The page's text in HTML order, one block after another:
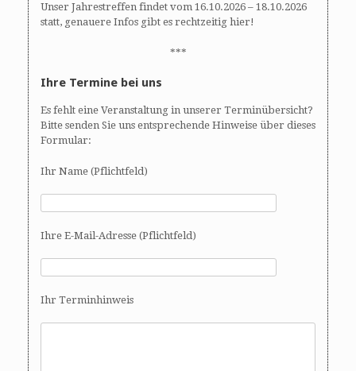
Unser Jahrestreffen findet vom 16.10.2026 – 18.10.2026
statt, genauere Infos gibt es rechtzeitig hier!
***
Ihre Termine bei uns
Es fehlt eine Veranstaltung in unserer Terminübersicht?
Bitte senden Sie uns entsprechende Hinweise über dieses
Formular:
Ihr Name (Pflichtfeld)
Ihre E-Mail-Adresse (Pflichtfeld)
Ihr Terminhinweis